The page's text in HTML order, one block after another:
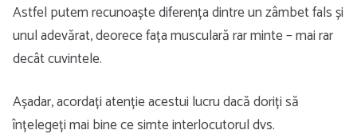
Astfel putem recunoaște diferența dintre un zâmbet fals și
unul adevărat, deorece fața musculară rar minte – mai rar
decât cuvintele.
Așadar, acordați atenție acestui lucru dacă doriți să
înțelegeți mai bine ce simte interlocutorul dvs.